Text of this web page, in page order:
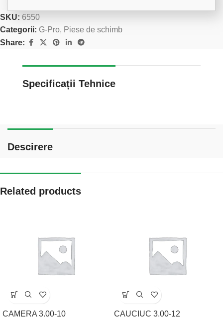
SKU: 6550
Categorii: G-Pro, Piese de schimb
Share:
Specificații Tehnice
Descirere
Related products
CAMERA 3.00-10 CAUCIUC 3.00-12